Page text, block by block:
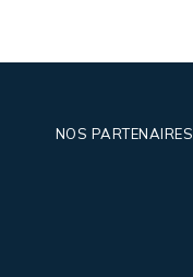
NOS PARTENAIRES